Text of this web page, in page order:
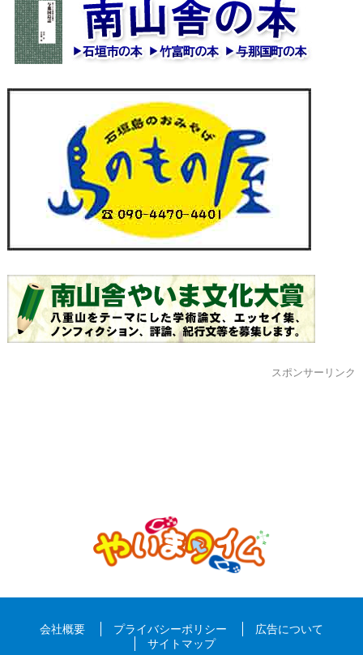
スポンサーリンク
会社概要 プライバシーポリシー
広告について
サイトマップ